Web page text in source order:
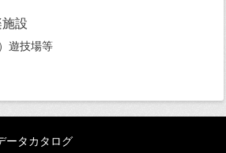
設
遊技場等
ータカタログ